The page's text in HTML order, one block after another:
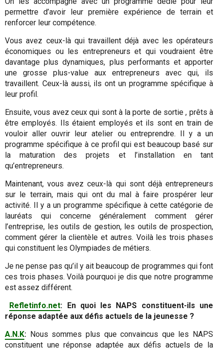
permettre d’avoir leur première expérience de terrain et
renforcer leur compétence.
Vous avez ceux-là qui travaillent déjà avec les opérateurs
économiques ou les entrepreneurs et qui voudraient être
davantage plus dynamiques, plus performants et apporter
une grosse plus-value aux entrepreneurs avec qui, ils
travaillent. Ceux-là aussi, ils ont un programme spécifique à
leur profil.
Ensuite, vous avez ceux qui sont à la porte de sortie , prêts à
être employés. Ils étaient employés et ils sont en train de
vouloir aller ouvrir leur atelier ou entreprendre. Il y a un
programme spécifique à ce profil qui est beaucoup basé sur
la maturation des projets et l’installation en tant
qu’entrepreneurs.
Maintenant, vous avez ceux-là qui sont déjà entrepreneurs
sur le terrain, mais qui ont du mal à faire prospérer leur
activité. Il y a un programme spécifique à cette catégorie de
lauréats qui concerne généralement comment gérer
l’entreprise, les outils de gestion, les outils de prospection,
comment gérer la clientèle et autres. Voilà les trois phases
qui constituent les Olympiades de métiers.
Je ne pense pas qu’il y ait beaucoup de programmes qui font
ces trois phases. Voilà pourquoi je dis que notre programme
est assez différent.
Refletinfo.net: En quoi les NAPS constituent-ils une
réponse adaptée aux défis actuels de la jeunesse ?
A.N.K: Nous sommes plus que convaincus que les NAPS
constituent une réponse adaptée aux défis actuels de la